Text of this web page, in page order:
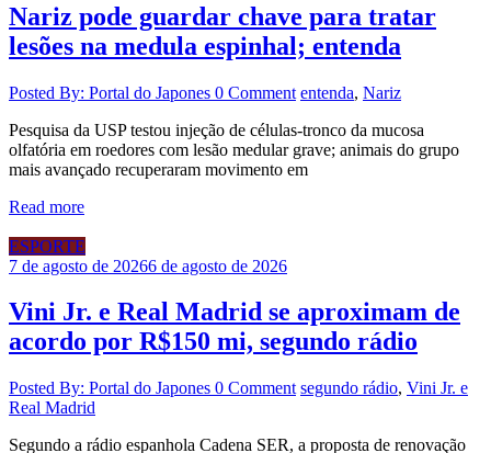
Nariz pode guardar chave para tratar
lesões na medula espinhal; entenda
Posted By: Portal do Japones 0 Comment entenda, Nariz
Pesquisa da USP testou injeção de células-tronco da mucosa
olfatória em roedores com lesão medular grave; animais do grupo
mais avançado recuperaram movimento em
Read more
ESPORTE
7 de agosto de 20266 de agosto de 2026
Vini Jr. e Real Madrid se aproximam de
acordo por R$150 mi, segundo rádio
Posted By: Portal do Japones 0 Comment segundo rádio, Vini Jr. e
Real Madrid
Segundo a rádio espanhola Cadena SER, a proposta de renovação